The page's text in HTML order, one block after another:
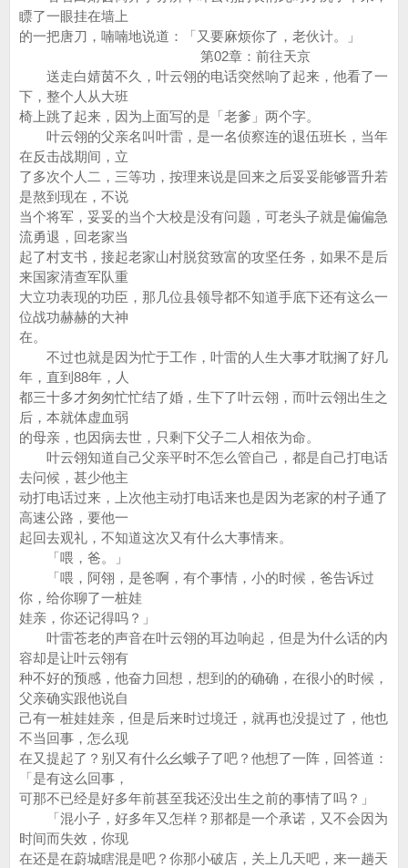
瞟了一眼挂在墙上
的一把唐刀，喃喃地说道：「又要麻烦你了，老伙计。」
第02章：前往天京
送走白婧茵不久，叶云翎的电话突然响了起来，他看了一
下，整个人从大班
椅上跳了起来，因为上面写的是「老爹」两个字。
叶云翎的父亲名叫叶雷，是一名侦察连的退伍班长，当年
在反击战期间，立
了多次个人二，三等功，按理来说是回来之后妥妥能够晋升若
是熬到现在，不说
当个将军，妥妥的当个大校是没有问题，可老头子就是偏偏急
流勇退，回老家当
起了村支书，接起老家山村脱贫致富的攻坚任务，如果不是后
来国家清查军队重
大立功表现的功臣，那几位县领导都不知道手底下还有这么一
位战功赫赫的大神
在。
不过也就是因为忙于工作，叶雷的人生大事才耽搁了好几
年，直到88年，人
都三十多才匆匆忙忙结了婚，生下了叶云翎，而叶云翎出生之
后，本就体虚血弱
的母亲，也因病去世，只剩下父子二人相依为命。
叶云翎知道自己父亲平时不怎么管自己，都是自己打电话
去问候，甚少他主
动打电话过来，上次他主动打电话来也是因为老家的村子通了
高速公路，要他一
起回去观礼，不知道这次又有什么大事情来。
「喂，爸。」
「喂，阿翎，是爸啊，有个事情，小的时候，爸告诉过
你，给你聊了一桩娃
娃亲，你还记得吗？」
叶雷苍老的声音在叶云翎的耳边响起，但是为什么话的内
容却是让叶云翎有
种不好的预感，他奋力回想，想到的的确确，在很小的时候，
父亲确实跟他说自
己有一桩娃娃亲，但是后来时过境迁，就再也没提过了，他也
不当回事，怎么现
在又提起了？别又有什么幺蛾子了吧？他想了一阵，回答道：
「是有这么回事，
可那不已经是好多年前甚至我还没出生之前的事情了吗？」
「混小子，好多年又怎样？那都是一个承诺，又不会因为
时间而失效，你现
在还是在蔚城瞎混是吧？你那小破店，关上几天吧，来一趟天